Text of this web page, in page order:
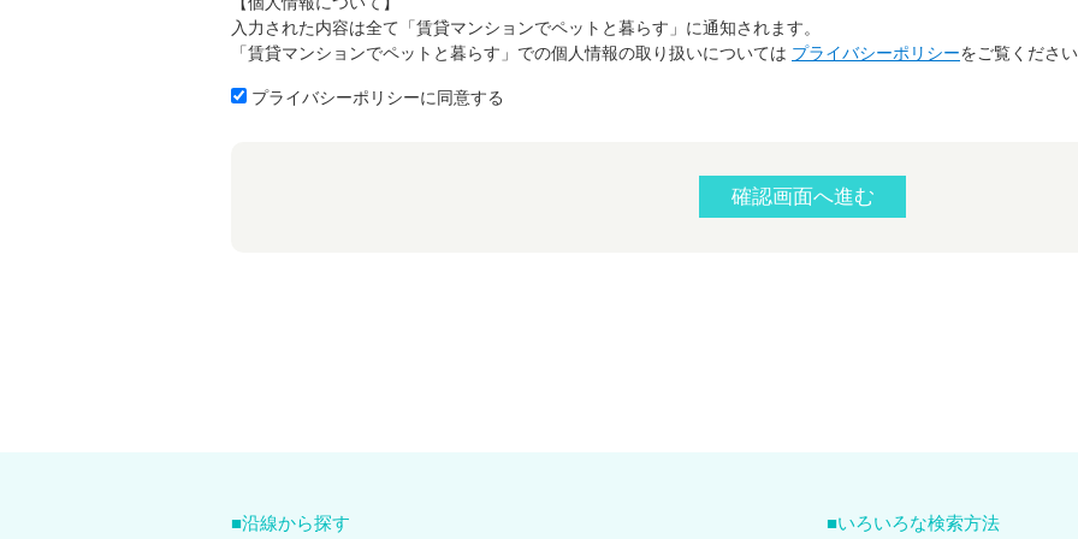
入力された内容は全て「賃貸マンションでペットと暮らす」に通知されます。
「賃貸マンションでペットと暮らす」での個人情報の取り扱いについては プライバシーポリシーをご覧くださ
プライバシーポリシーに同意する
沿線から探す いろいろな検索方法